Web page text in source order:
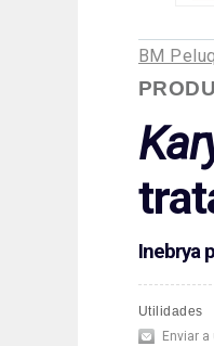
BM
Inebrya
Utilidades
Enviar